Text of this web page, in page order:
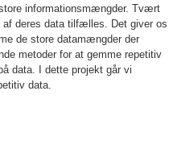
informationsmængder. Tvært
af deres data tilfælles. Det giver os
de store datamængder der
metoder for at gemme repetitiv
data. I dette projekt går vi
data.